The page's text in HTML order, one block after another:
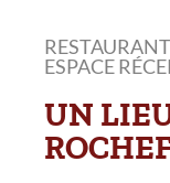
ESPACE
UN